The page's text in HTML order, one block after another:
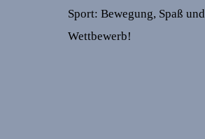
Sport: Bewegung, Spaß und
Wettbewerb!